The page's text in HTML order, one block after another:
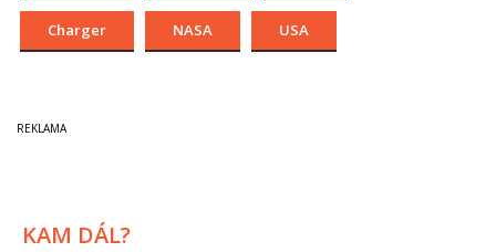
Charger NASA USA
KAM DÁL?